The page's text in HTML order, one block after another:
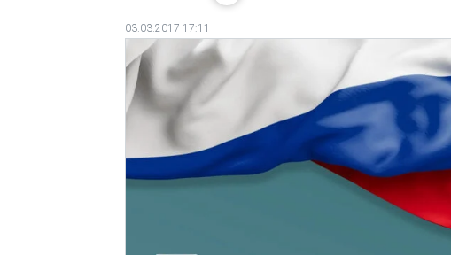
03.03.2017 17:11